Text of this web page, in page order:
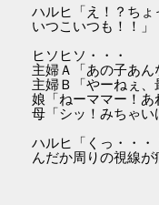
ハルヒ「え！？ち
いつこいつも！！」
ヒソヒソ・・・
主婦Ａ「あの子あん
主婦Ｂ「やーねぇ、
娘「ねーママー！あ
母「シッ！みちゃい
ハルヒ「くっ・・
んだか周りの視線が